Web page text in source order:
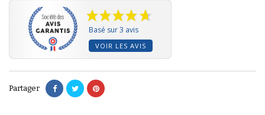
Basé sur 3 avis
VOIR LES AVIS
Partager